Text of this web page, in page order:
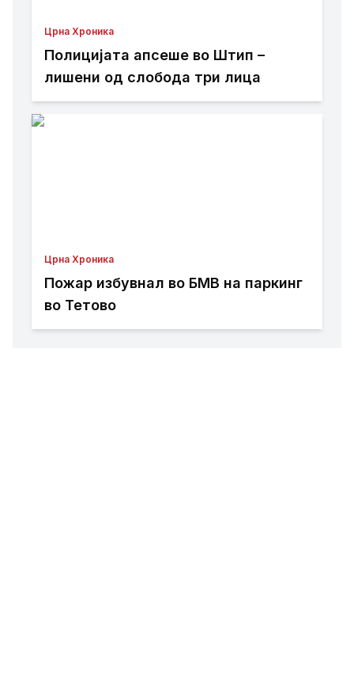
Црна Хроника
Полицијата апсеше во Штип –
лишени од слобода три лица
Црна Хроника
Пожар избувнал во БМВ на паркинг
во Тетово